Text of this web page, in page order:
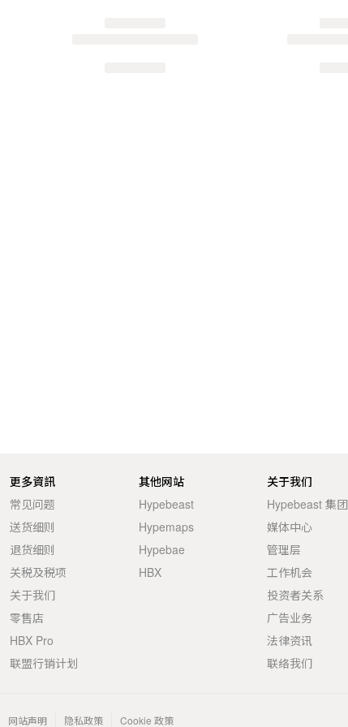
更多資訊
常见问题
送货细则
退货细则
关税及税项
关于我们
零售店
HBX Pro
联盟行销计划
其他网站
Hypebeast
Hypemaps
Hypebae
HBX
关于我们
Hypebeast 集团
媒体中心
管理层
工作机会
投资者关系
广告业务
法律资讯
联络我们
网站声明 隐私政策 Cookie 政策